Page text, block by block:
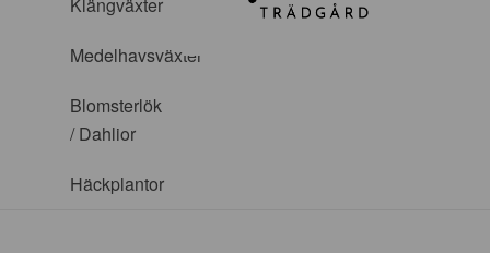
Medelhavsväxter
Blomsterlök
/ Dahlior
Häckplantor